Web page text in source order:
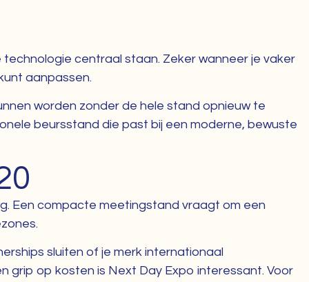
centraal staan. Zeker wanneer je vaker
aanpassen.
worden zonder de hele stand opnieuw te
beursstand die past bij een moderne, bewuste
Een compacte meetingstand vraagt om een
sluiten of je merk internationaal
grip op kosten is Next Day Expo interessant. Voor